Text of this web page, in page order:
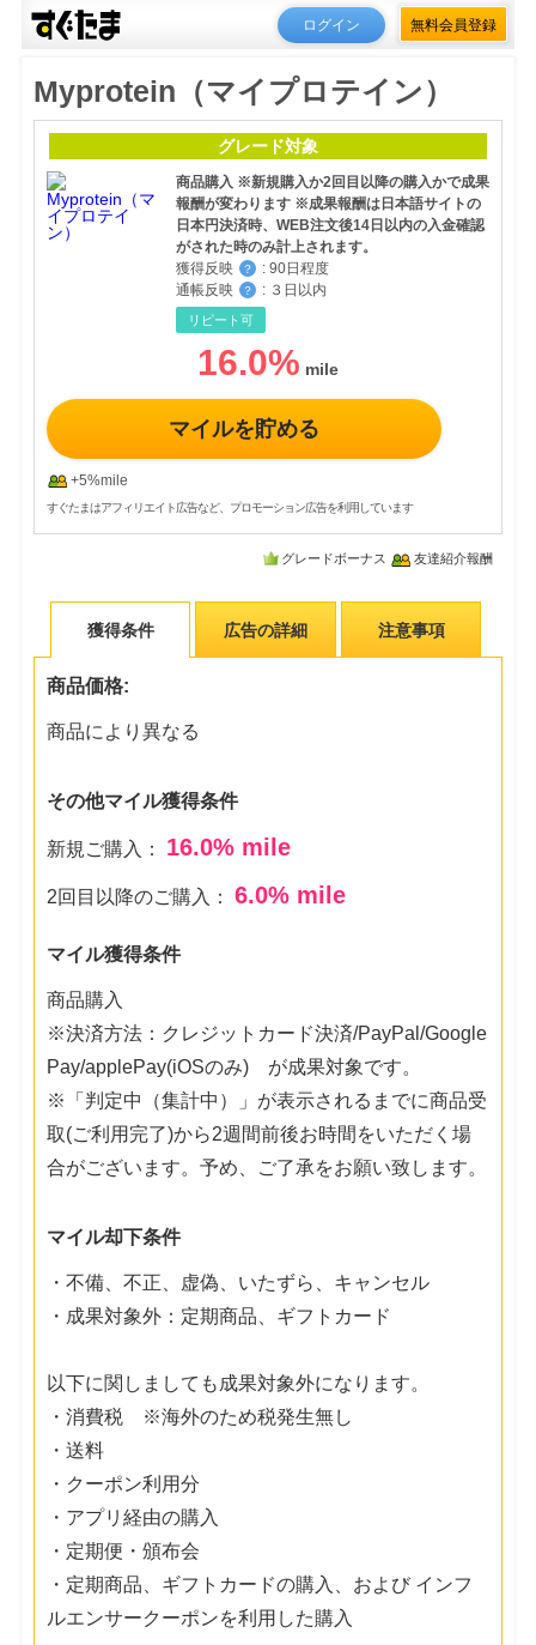
ログイン 無料会員登録
Myprotein（マイプロテイン）
グレード対象
商品購入 ※新規購入か2回目以降の購入かで成果
報酬が変わります ※成果報酬は日本語サイトの
日本円決済時、WEB注文後14日以内の入金確認
がされた時のみ計上されます。
獲得反映
？ : 90日程度
通帳反映
？ : ３日以内
リピート可
16.0%
マイルを貯める
+5%mile
すぐたまはアフィリエイト広告など、プロモーション広告を利用しています
グレードボーナス 友達紹介報酬
獲得条件 広告の詳細 注意事項
商品価格:
商品により異なる
その他マイル獲得条件
新規ご購入： 16.0% mile
2回目以降のご購入：6.0% mile
マイル獲得条件
商品購入
※決済方法：クレジットカード決済/PayPal/Google
Pay/applePay(iOSのみ) が成果対象です。
※「判定中（集計中）」が表示されるまでに商品受
取(ご利用完了)から2週間前後お時間をいただく場
合がございます。予め、ご了承をお願い致します。
マイル却下条件
・不備、不正、虚偽、いたずら、キャンセル
・成果対象外：定期商品、ギフトカード
以下に関しましても成果対象外になります。
・消費税 ※海外のため税発生無し
・送料
・クーポン利用分
・アプリ経由の購入
・定期便・頒布会
・定期商品、ギフトカードの購入、および インフ
ルエンサークーポンを利用した購入